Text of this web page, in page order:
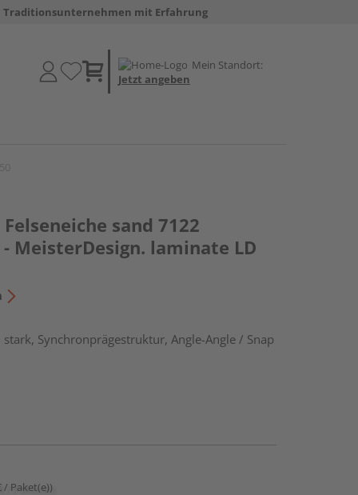
Traditionsunternehmen mit Erfahrung
Mein Standort:
Jetzt angeben
sand 7122
MeisterDesign. laminate LD
Synchronprägestruktur, Angle-Angle / Snap
/ Paket(e))